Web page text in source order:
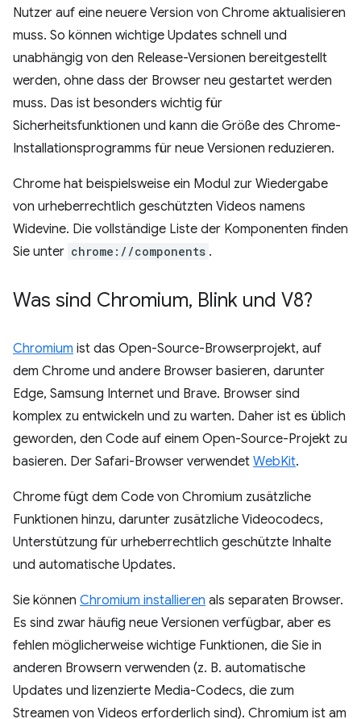
Nutzer auf eine neuere Version von Chrome aktualisieren
muss. So können wichtige Updates schnell und
unabhängig von den Release-Versionen bereitgestellt
werden, ohne dass der Browser neu gestartet werden
muss. Das ist besonders wichtig für
Sicherheitsfunktionen und kann die Größe des Chrome-
Installationsprogramms für neue Versionen reduzieren.
Chrome hat beispielsweise ein Modul zur Wiedergabe
von urheberrechtlich geschützten Videos namens
Widevine. Die vollständige Liste der Komponenten finden
Sie unter chrome://components .
Was sind Chromium, Blink und V8?
Chromium ist das Open-Source-Browserprojekt, auf
dem Chrome und andere Browser basieren, darunter
Edge, Samsung Internet und Brave. Browser sind
komplex zu entwickeln und zu warten. Daher ist es üblich
geworden, den Code auf einem Open-Source-Projekt zu
basieren. Der Safari-Browser verwendet WebKit.
Chrome fügt dem Code von Chromium zusätzliche
Funktionen hinzu, darunter zusätzliche Videocodecs,
Unterstützung für urheberrechtlich geschützte Inhalte
und automatische Updates.
Sie können Chromium installieren als separaten Browser.
Es sind zwar häufig neue Versionen verfügbar, aber es
fehlen möglicherweise wichtige Funktionen, die Sie in
anderen Browsern verwenden (z. B. automatische
Updates und lizenzierte Media-Codecs, die zum
Streamen von Videos erforderlich sind). Chromium ist am